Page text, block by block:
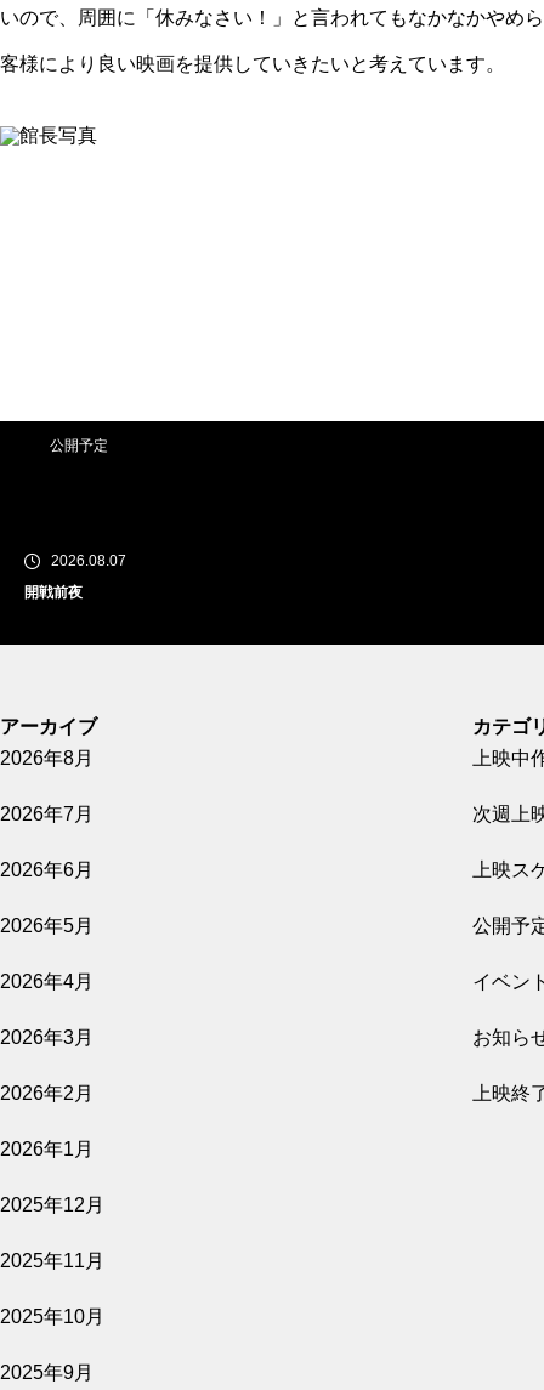
いので、周囲に「休みなさい！」と言われてもなかなかやめ
客様により良い映画を提供していきたいと考えています。
公開予定
2026.08.07
開戦前夜
GUN FISH あなたの知らないフグの世界
影を売る女
隣人たち
アーカイブ
2026年8月
2026年7月
2026年6月
2026年5月
2026年4月
2026年3月
2026年2月
2026年1月
2025年12月
2025年11月
2025年10月
2025年9月
カテゴ
上映中
次週上
上映ス
公開予
イベン
お知ら
上映終